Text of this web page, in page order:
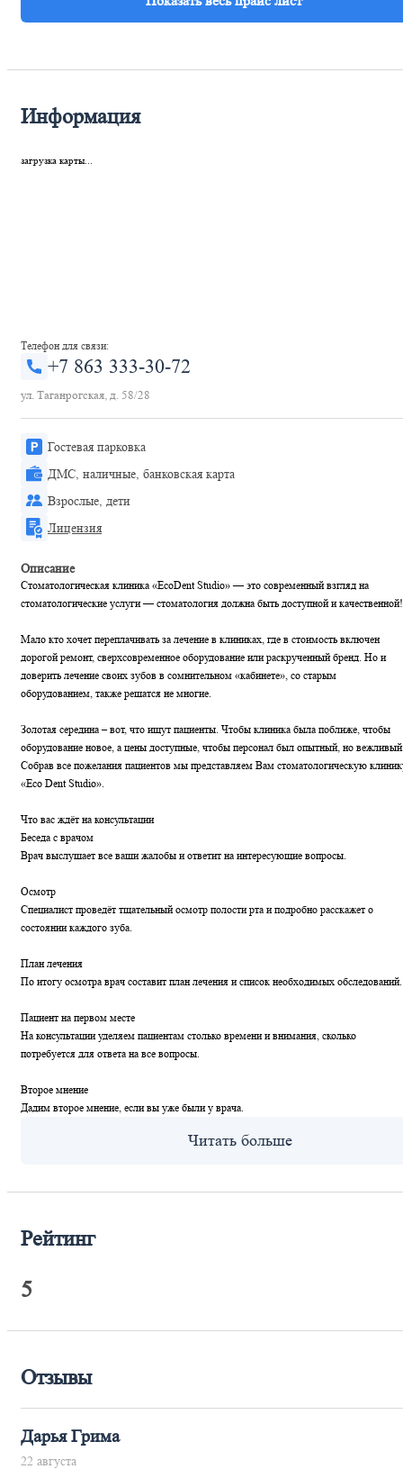
Информация
загрузка карты...
Телефон для связи:
+7 863 333-30-72
ул. Таганрогская, д. 58/28
Гостевая парковка
ДМС, наличные, банковская карта
Взрослые, дети
Лицензия
Описание
Стоматологическая клиника «EcoDent Studio» — это современный взгляд на
стоматологические услуги — стоматология должна быть доступной и качественной!
Мало кто хочет переплачивать за лечение в клиниках, где в стоимость включен
дорогой ремонт, сверхсовременное оборудование или раскрученный бренд. Но и
доверить лечение своих зубов в сомнительном «кабинете», со старым
оборудованием, также решатся не многие.
Золотая середина – вот, что ищут пациенты. Чтобы клиника была поближе, чтобы
оборудование новое, а цены доступные, чтобы персонал был опытный, но
Собрав все пожелания пациентов мы представляем Вам стоматологическую
«Eco Dent Studio».
Что вас ждёт на консультации
Беседа с врачом
Врач выслушает все ваши жалобы и ответит на интересующие вопросы.
Осмотр
Специалист проведёт тщательный осмотр полости рта и подробно расскажет о
состоянии каждого зуба.
План лечения
По итогу осмотра врач составит план лечения и список необходимых обследований.
Пациент на первом месте
На консультации уделяем пациентам столько времени и внимания, сколько
потребуется для ответа на все вопросы.
Второе мнение
Дадим второе мнение, если вы уже были у врача.
Рейтинг
5
Отзывы
Дарья Грима
22 августа